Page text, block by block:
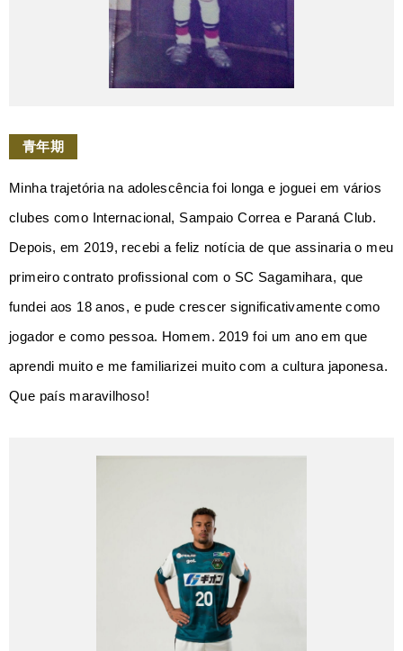
青年期
Minha trajetória na adolescência foi longa e joguei em vários
clubes como Internacional, Sampaio Correa e Paraná Club.
Depois, em 2019, recebi a feliz notícia de que assinaria o meu
primeiro contrato profissional com o SC Sagamihara, que
fundei aos 18 anos, e pude crescer significativamente como
jogador e como pessoa. Homem. 2019 foi um ano em que
aprendi muito e me familiarizei muito com a cultura japonesa.
Que país maravilhoso!